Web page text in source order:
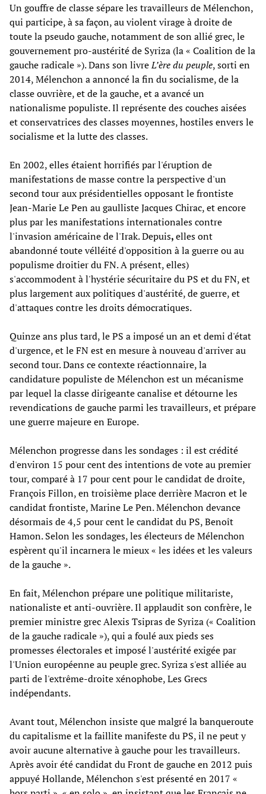
Un gouffre de classe sépare les travailleurs de Mélenchon,
qui participe, à sa façon, au violent virage à droite de
toute la pseudo gauche, notamment de son allié grec, le
gouvernement pro-austérité de Syriza (la « Coalition de la
gauche radicale »). Dans son livreL’ère du peuple, sorti en
2014, Mélenchon a annoncé la fin du socialisme, de la
classe ouvrière, et de la gauche, et a avancé un
nationalisme populiste. Il représente des couches aisées
et conservatrices des classes moyennes, hostiles envers le
socialisme et la lutte des classes.
En 2002, elles étaient horrifiés par l'éruption de
manifestations de masse contre la perspective d'un
second tour aux présidentielles opposant le frontiste
Jean-Marie Le Pen au gaulliste Jacques Chirac, et encore
plus par les manifestations internationales contre
l'invasion américaine de l'Irak. Depuis,elles ont
abandonné toute vélléité d'opposition à la guerre ou au
populisme droitier du FN. A présent, elles)
s'accommodent à l'hystérie sécuritaire du PS et du FN, et
plus largement aux politiques d'austérité, de guerre, et
d'attaques contre les droits démocratiques.
Quinze ans plus tard, le PS a imposé un an et demi d'état
d'urgence, et le FN est en mesure à nouveau d'arriver au
second tour. Dans ce contexte réactionnaire, la
candidature populiste de Mélenchon est un mécanisme
par lequel la classe dirigeante canalise et détourne les
revendications de gauche parmi les travailleurs, et prépare
une guerre majeure en Europe.
Mélenchon progresse dans les sondages : il est crédité
d'environ 15 pour cent des intentions de vote au premier
tour, comparé à 17 pour cent pour le candidat de droite,
François Fillon, en troisième place derrière Macron et le
candidat frontiste, Marine Le Pen. Mélenchon devance
désormais de 4,5 pour cent le candidat du PS, Benoît
Hamon. Selon les sondages, les électeurs de Mélenchon
espèrent qu'il incarnera le mieux « les idées et les valeurs
de la gauche ».
En fait, Mélenchon prépare une politique militariste,
nationaliste et anti-ouvrière. Il applaudit son confrère, le
premier ministre grec Alexis Tsipras de Syriza (« Coalition
de la gauche radicale »), qui a foulé aux pieds ses
promesses électorales et imposé l'austérité exigée par
l'Union européenne au peuple grec. Syriza s'est alliée au
parti de l'extrême-droite xénophobe, Les Grecs
indépendants.
Avant tout, Mélenchon insiste que malgré la banqueroute
du capitalisme et la faillite manifeste du PS, il ne peut y
avoir aucune alternative à gauche pour les travailleurs.
Après avoir été candidat du Front de gauche en 2012 puis
appuyé Hollande, Mélenchon s'est présenté en 2017 «